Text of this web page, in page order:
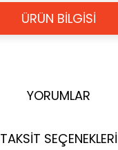
ÜRÜN BİLGİSİ
YORUMLAR
TAKSİT SEÇENEKLERİ